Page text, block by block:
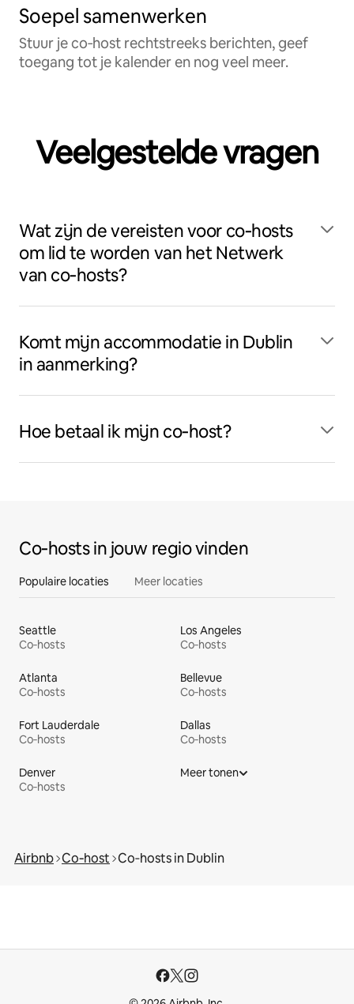
Soepel samenwerken
Stuur je co‑host rechtstreeks berichten, geef
toegang tot je kalender en nog veel meer.
Veelgestelde vragen
Wat zijn de vereisten voor co‑hosts
om lid te worden van het Netwerk
van co‑hosts?
Komt mijn accommodatie in Dublin
in aanmerking?
Hoe betaal ik mijn co‑host?
Co‑hosts in jouw regio vinden
Populaire locaties Meer locaties
Seattle
Co‑hosts
Los Angeles
Co‑hosts
Atlanta
Co‑hosts
Bellevue
Co‑hosts
Fort Lauderdale
Co‑hosts
Dallas
Co‑hosts
Denver
Co‑hosts
Meer tonen
Airbnb Co‑host Co‑hosts in Dublin